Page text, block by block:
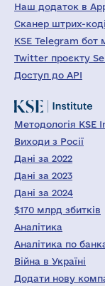
Наш додаток в
Сканер штрих-
KSE Telegram бот
Twitter проєкту
Доступ до API
Методологія KSE
Виходи з Росії
Дані за 2022
Дані за 2023
Дані за 2024
$170 млрд збитків
Аналітика
Аналітика по
Війна в Україні
Додати нову